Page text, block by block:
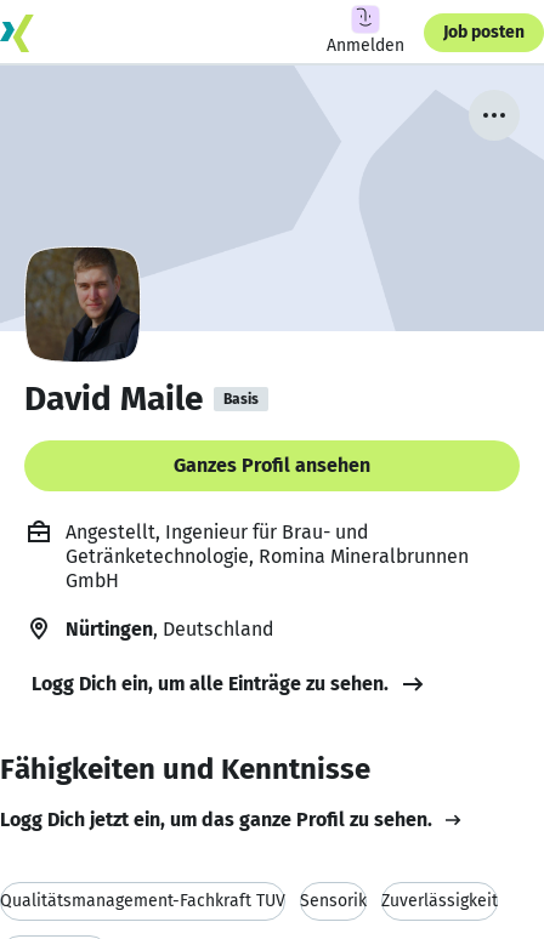
Anmelden
Job posten
David Maile Basis
Ganzes Profil ansehen
Angestellt, Ingenieur für Brau- und
Getränketechnologie, Romina Mineralbrunnen
GmbH
Nürtingen, Deutschland
Logg Dich ein, um alle Einträge zu sehen.
Fähigkeiten und Kenntnisse
Logg Dich jetzt ein, um das ganze Profil zu sehen.
Qualitätsmanagement-Fachkraft TÜV Sensorik Zuverlässigkeit